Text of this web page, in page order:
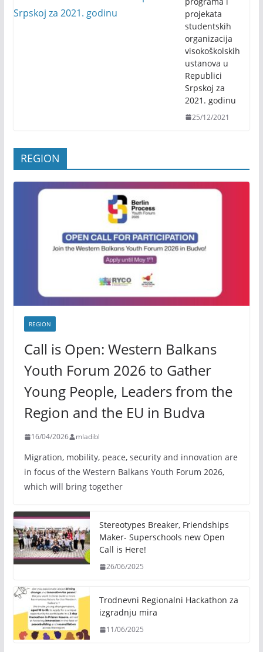
projekata
studentskih
organizacija
visokoškolskih
ustanova u
Republici
Srpskoj za
2021. godinu
25/12/2021
REGION
REGION
Call is Open: Western Balkans
Youth Forum 2026 to Gather
Young People, Leaders from the
Region and the EU in Budva
16/04/2026 mladibl
Migration, mobility, peace, security and innovation are
in focus of the Western Balkans Youth Forum 2026,
which will bring together
Stereotypes Breaker, Friendships
Maker- Superschools new Open
Call is Here!
26/06/2025
Trodnevni Regionalni Hackathon za
izgradnju mira
11/06/2025